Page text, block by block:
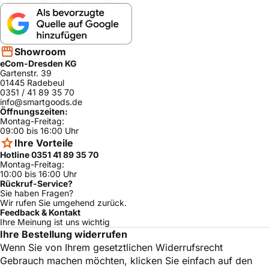
CL9TX11X0/05
Neff CL9TX11X0/02
Neff CL9TX11Y0/02
Neff CL9TX11X0/04
Neff
Siemens CT718L1B0/04
Siemens
Siemens CT718L1W0/01
Siemens CT718L1B0/02
Siemens CT718L1W0/02
Siemens CT718L1B0/03
Siemens CT718L1W0/05
Siemens CT718L1B0/05
Siemens CT718L1B0/06
Showroom
eCom-Dresden KG
Gartenstr. 39
01445 Radebeul
0351 / 41 89 35 70
info@smartgoods.de
Öffnungszeiten:
Montag-Freitag:
09:00 bis 16:00 Uhr
Ihre Vorteile
Hotline 0351 41 89 35 70
Montag-Freitag:
10:00 bis 16:00 Uhr
Rückruf-Service?
Sie haben Fragen?
Wir rufen Sie umgehend zurück.
Feedback & Kontakt
Ihre Meinung ist uns wichtig
Ihre Bestellung widerrufen
Wenn Sie von Ihrem gesetztlichen Widerrufsrecht
Gebrauch machen möchten, klicken Sie einfach auf den